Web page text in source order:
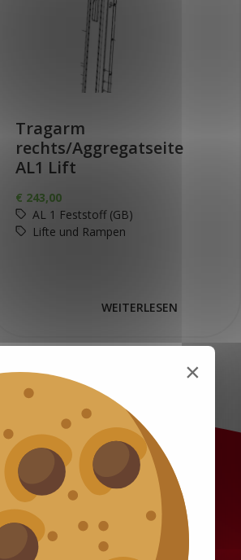
Tragarm
rechts/Aggregatseite
AL1 Lift
€ 243,00
AL 1 Feststoff (GB)
Lifte und Rampen
WEITERLESEN
×